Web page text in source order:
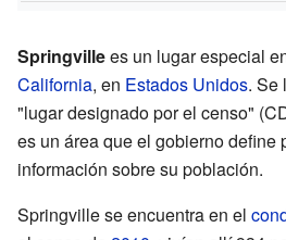
Springvillees un lugar especial
California, en Estados Unidos. Se
"lugar designado por el censo"
es un área que el gobierno define
información sobre su población.
Springville se encuentra en el